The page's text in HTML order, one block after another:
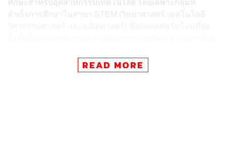
สำเร็จการศึกษาในสาขา STEM (วิทยาศาสตร์ เทคโนโลยี
บุคลากรไม่เพียงพอต่อความต้องการของผู้ประกอบการชาว
READ MORE